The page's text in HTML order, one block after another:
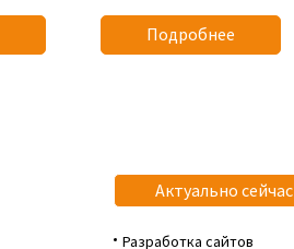
Подробнее
Актуально сейчас
Разработка сайтов